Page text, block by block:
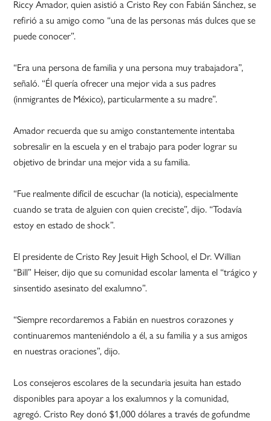
Riccy Amador, quien asistió a Cristo Rey con Fabián Sánchez, se
refirió a su amigo como “una de las personas más dulces que se
puede conocer”.
“Era una persona de familia y una persona muy trabajadora”,
señaló. “Él quería ofrecer una mejor vida a sus padres
(inmigrantes de México), particularmente a su madre”.
Amador recuerda que su amigo constantemente intentaba
sobresalir en la escuela y en el trabajo para poder lograr su
objetivo de brindar una mejor vida a su familia.
“Fue realmente difícil de escuchar (la noticia), especialmente
cuando se trata de alguien con quien creciste”, dijo. “Todavía
estoy en estado de shock”.
El presidente de Cristo Rey Jesuit High School, el Dr. Willian
“Bill” Heiser, dijo que su comunidad escolar lamenta el “trágico y
sinsentido asesinato del exalumno”.
“Siempre recordaremos a Fabián en nuestros corazones y
continuaremos manteniéndolo a él, a su familia y a sus amigos
en nuestras oraciones”, dijo.
Los consejeros escolares de la secundaria jesuita han estado
disponibles para apoyar a los exalumnos y la comunidad,
agregó. Cristo Rey donó $1,000 dólares a través de gofundme